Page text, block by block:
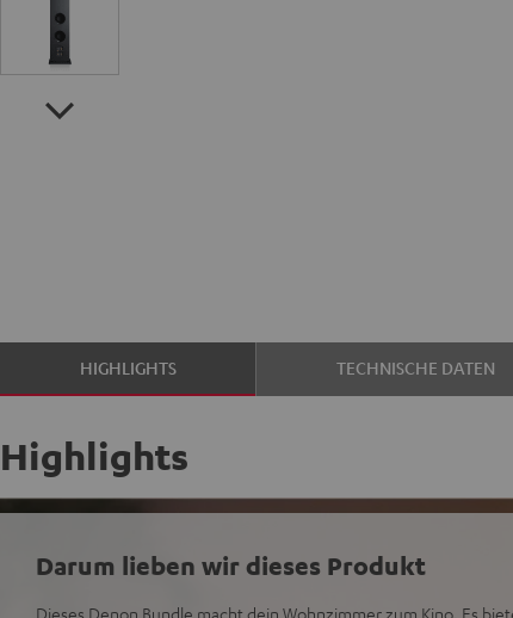
HIGHLIGHTS TECHNISCHE DATEN
Highlights
Darum lieben wir dieses Produkt
Dieses Denon Bundle macht dein Wohnzimmer zum Kino. Es